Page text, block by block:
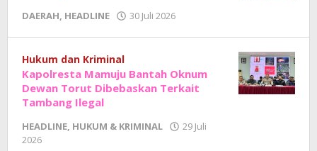
DAERAH, HEADLINE 30 Juli 2026
Junaedi
Hukum dan Kriminal
Kapolresta Mamuju Bantah Oknum
Dewan Torut Dibebaskan Terkait
Tambang Ilegal
HEADLINE, HUKUM & KRIMINAL
29 Juli
2026